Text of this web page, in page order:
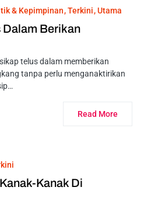
& Kepimpinan Terkini Utama
Dalam Berikan
telus dalam memberikan
tanpa perlu menganaktirikan
Read More
Kanak Di